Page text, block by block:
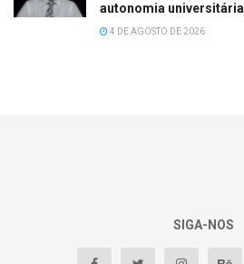
autonomia universitária
4 DE AGOSTO DE 2026
SIGA-NOS